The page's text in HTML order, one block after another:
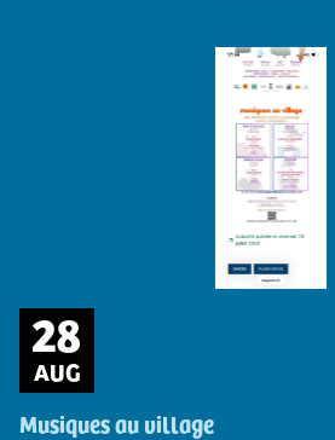
28
AUG
Musiques au village